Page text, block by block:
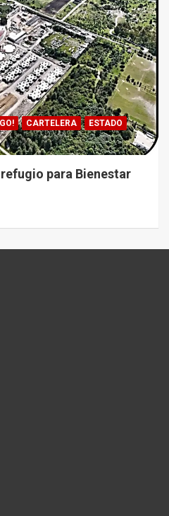
CARTELERA
ESTADO
para Bienestar